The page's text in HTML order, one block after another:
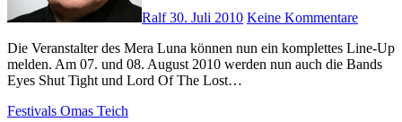
Ralf30. Juli 2010 Keine Kommentare
Die Veranstalter des Mera Luna können nun ein komplettes Line-Up
melden. Am 07. und 08. August 2010 werden nun auch die Bands
Eyes Shut Tight und Lord Of The Lost…
Festivals Omas Teich